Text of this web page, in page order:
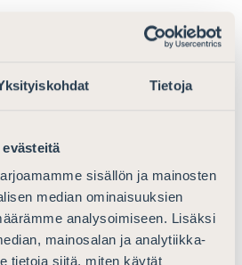
Tietoja
sisällön ja mainosten
median ominaisuuksien
analysoimiseen. Lisäksi
mainosalan ja analytiikka-
tietoja siitä, miten käytät
Verohallinnon
dokumentointi
ohjeluonnoksesta